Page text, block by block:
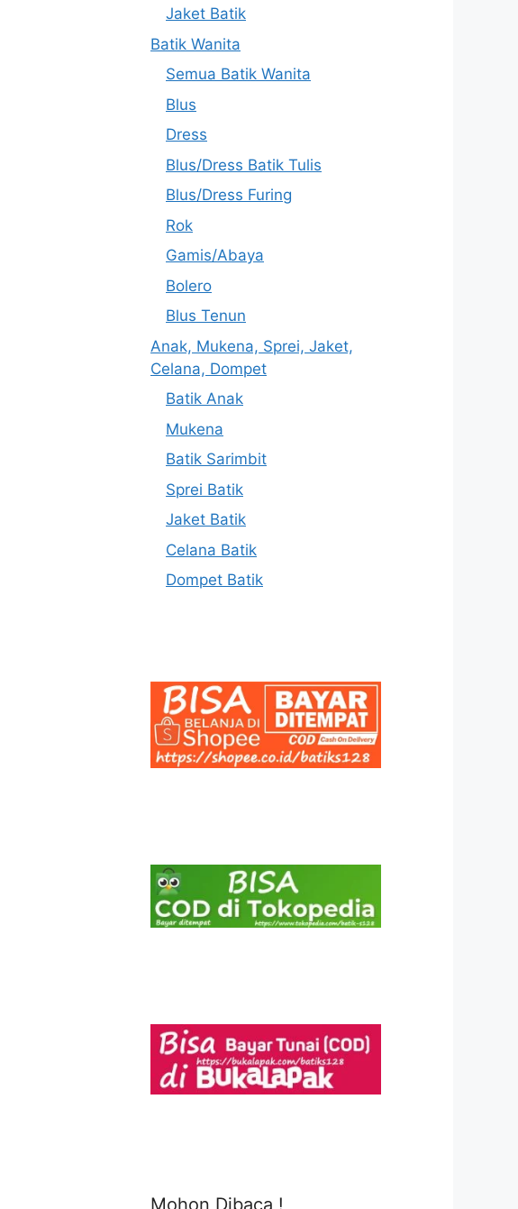
Jaket Batik
Batik Wanita
Semua Batik Wanita
Blus
Dress
Blus/Dress Batik Tulis
Blus/Dress Furing
Rok
Gamis/Abaya
Bolero
Blus Tenun
Anak, Mukena, Sprei, Jaket,
Celana, Dompet
Batik Anak
Mukena
Batik Sarimbit
Sprei Batik
Jaket Batik
Celana Batik
Dompet Batik
Mohon Dibaca !